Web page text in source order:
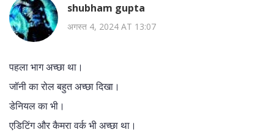
shubham gupta
अगस्त 4, 2024 AT 13:07
पहला भाग अच्छा था।
जॉनी का रोल बहुत अच्छा दिखा।
डेनियल का भी।
एडिटिंग और कैमरा वर्क भी अच्छा था।